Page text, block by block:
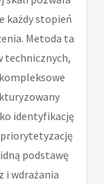
każdy stopień
Metoda ta
technicznych,
identyfikację
podstawę
i wdrażania